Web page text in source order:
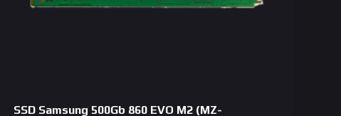
SSD Samsung 500Gb 860 EVO M2 (MZ-